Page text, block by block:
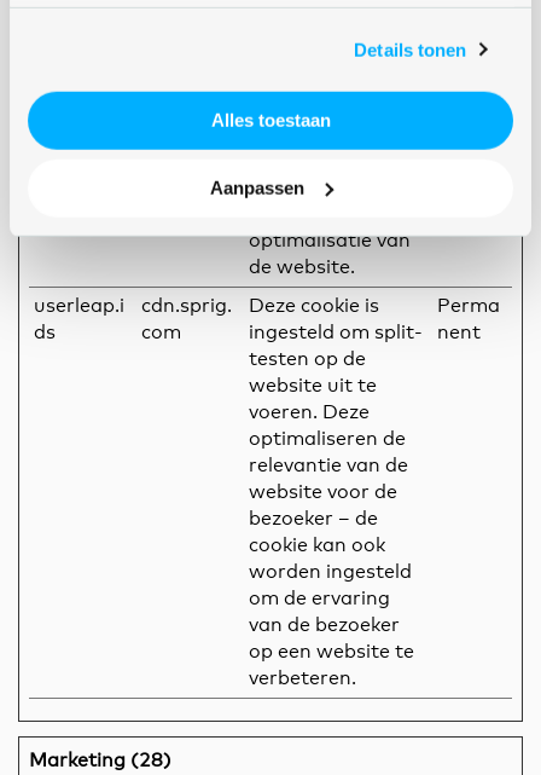
Details tonen
Alles toestaan
Aanpassen
samen te stellen.
bezoekers aan de
gebruikt voor
optimalisatie van
de website.
1 dag
userleap.i
ds
cdn.sprig.
com
Deze cookie is
ingesteld om split-
testen op de
website uit te
voeren. Deze
optimaliseren de
relevantie van de
website voor de
bezoeker – de
cookie kan ook
worden ingesteld
om de ervaring
van de bezoeker
op een website te
verbeteren.
Perma
nent
Marketing (28)